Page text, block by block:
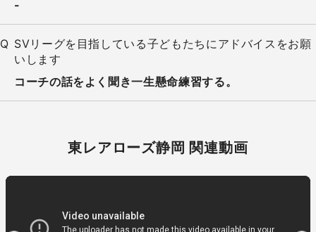
-
SVリーグを目指している子どもたちにアドバイスをお願
いします
コーチの話をよく聞き一生懸命練習する。
東レアローズ静岡 関連動画